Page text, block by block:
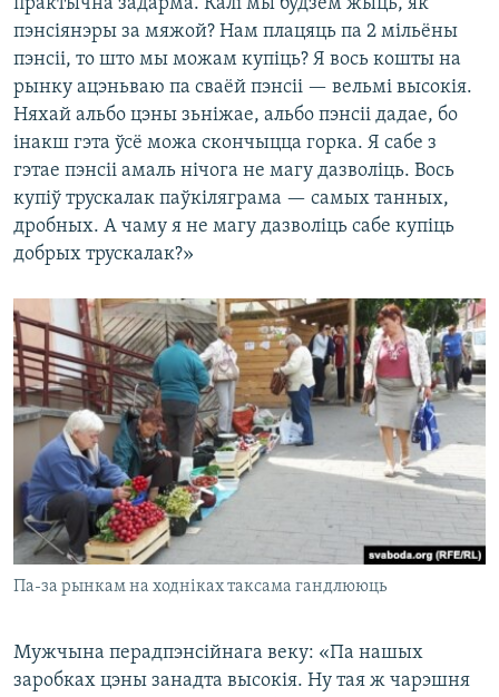
практычна задарма. Калі мы будзем жыць, як
пэнсіянэры за мяжой? Нам плацяць па 2 мільёны
пэнсіі, то што мы можам купіць? Я вось кошты на
рынку ацэньваю па сваёй пэнсіі — вельмі высокія.
Няхай альбо цэны зьніжае, альбо пэнсіі дадае, бо
інакш гэта ўсё можа скончыцца горка. Я сабе з
гэтае пэнсіі амаль нічога не магу дазволіць. Вось
купіў трускалак паўкіляграма — самых танных,
дробных. А чаму я не магу дазволіць сабе купіць
добрых трускалак?»
Па-за рынкам на ходніках таксама гандлююць
Мужчына перадпэнсійнага веку: «Па нашых
заробках цэны занадта высокія. Ну тая ж чарэшня